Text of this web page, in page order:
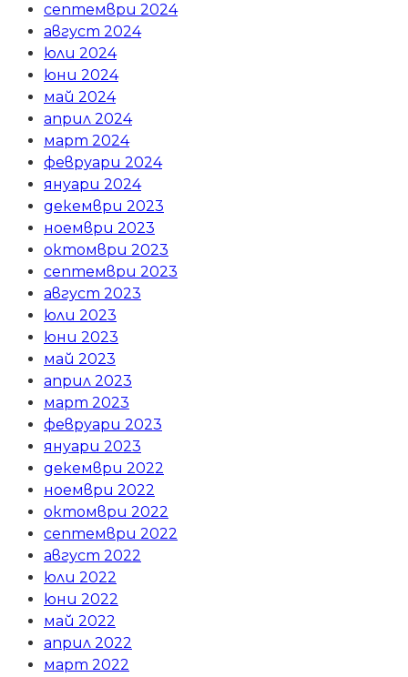
септември 2024
август 2024
юли 2024
юни 2024
май 2024
април 2024
март 2024
февруари 2024
януари 2024
декември 2023
ноември 2023
октомври 2023
септември 2023
август 2023
юли 2023
юни 2023
май 2023
април 2023
март 2023
февруари 2023
януари 2023
декември 2022
ноември 2022
октомври 2022
септември 2022
август 2022
юли 2022
юни 2022
май 2022
април 2022
март 2022